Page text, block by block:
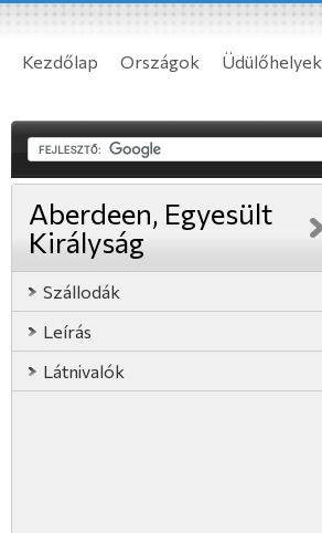
Kezdőlap Országok Üdülőhelyek
Aberdeen, Egyesült
Királyság
Szállodák
Leírás
Látnivalók